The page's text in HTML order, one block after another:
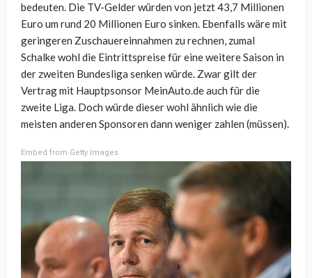
bedeuten. Die TV-Gelder würden von jetzt 43,7 Millionen
Euro um rund 20 Millionen Euro sinken. Ebenfalls wäre mit
geringeren Zuschauereinnahmen zu rechnen, zumal
Schalke wohl die Eintrittspreise für eine weitere Saison in
der zweiten Bundesliga senken würde. Zwar gilt der
Vertrag mit Hauptpsonsor MeinAuto.de auch für die
zweite Liga. Doch würde dieser wohl ähnlich wie die
meisten anderen Sponsoren dann weniger zahlen (müssen).
Embed from Getty Images